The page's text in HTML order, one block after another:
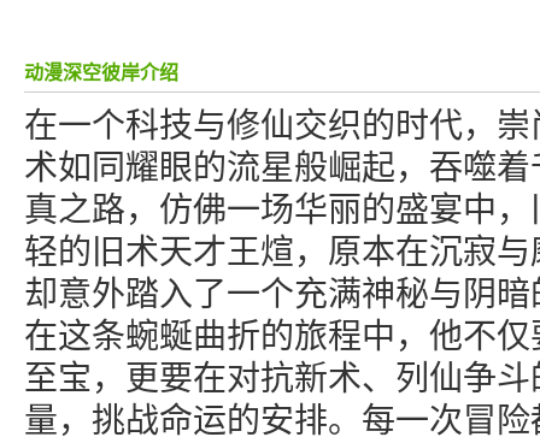
动漫深空彼岸介绍
在一个科技与修仙交织的时代，
术如同耀眼的流星般崛起，吞噬
真之路，仿佛一场华丽的盛宴中
轻的旧术天才王煊，原本在沉寂
却意外踏入了一个充满神秘与阴
在这条蜿蜒曲折的旅程中，他不
至宝，更要在对抗新术、列仙争
量，挑战命运的安排。每一次冒